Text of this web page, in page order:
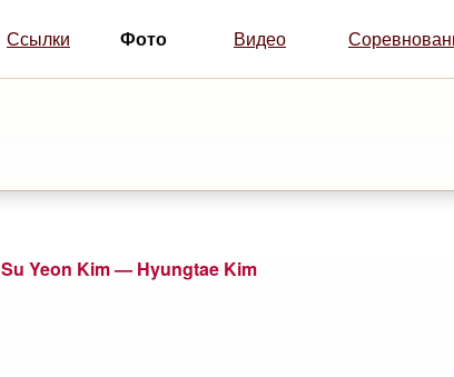
Ссылки Фото Видео
Su Yeon Kim — Hyungtae Kim